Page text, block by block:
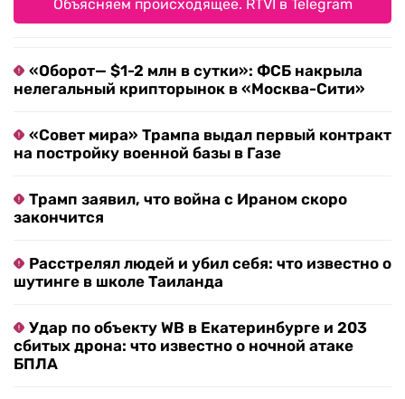
Объясняем происходящее. RTVI в Telegram
«Оборот— $1-2 млн в сутки»: ФСБ накрыла
нелегальный крипторынок в «Москва-Сити»
«Совет мира» Трампа выдал первый контракт
на постройку военной базы в Газе
Трамп заявил, что война с Ираном скоро
закончится
Расстрелял людей и убил себя: что известно о
шутинге в школе Таиланда
Удар по объекту WB в Екатеринбурге и 203
сбитых дрона: что известно о ночной атаке
БПЛА